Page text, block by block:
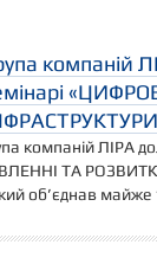
компаній
компаній ЛІРА
ТА
об’єднав майже